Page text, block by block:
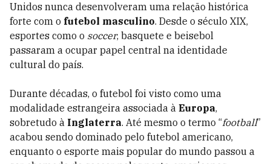
Unidos nunca desenvolveram uma relação histórica
forte com o futebol masculino. Desde o século XIX,
esportes como o soccer, basquete e beisebol
passaram a ocupar papel central na identidade
cultural do país.
Durante décadas, o futebol foi visto como uma
modalidade estrangeira associada à Europa,
sobretudo à Inglaterra. Até mesmo o termo “football”
acabou sendo dominado pelo futebol americano,
enquanto o esporte mais popular do mundo passou a